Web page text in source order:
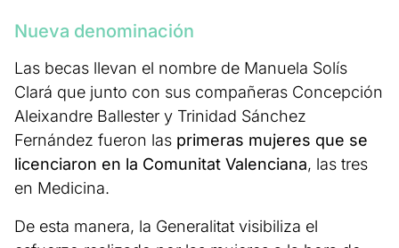
Nueva denominación
Las becas llevan el nombre de Manuela Solís
Clará que junto con sus compañeras Concepción
Aleixandre Ballester y Trinidad Sánchez
Fernández fueron las primeras mujeres que se
licenciaron en la Comunitat Valenciana, las tres
en Medicina.
De esta manera, la Generalitat visibiliza el